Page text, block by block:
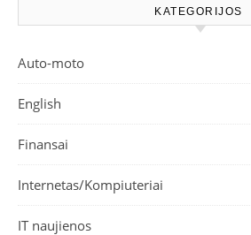
KATEGORIJOS
Auto-moto
English
Finansai
Internetas/Kompiuteriai
IT naujienos